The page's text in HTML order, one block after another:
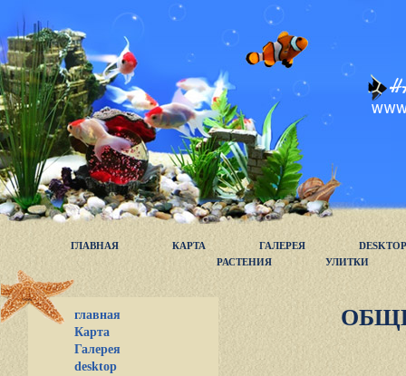
ГЛАВНАЯ КАРТА ГАЛЕРЕЯ
DESKTOP
РАСТЕНИЯ
УЛИТКИ
главная
Карта
Галерея
desktop